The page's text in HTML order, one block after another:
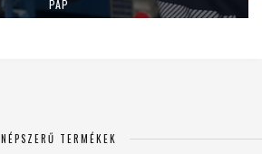
PAP
NÉPSZERŰ TERMÉKEK